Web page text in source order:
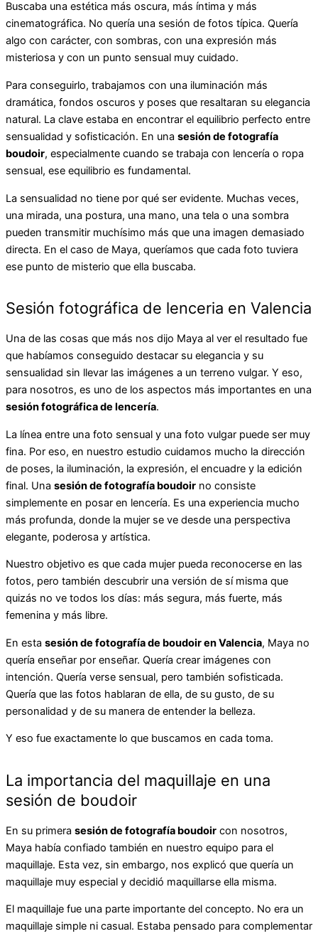
Buscaba una estética más oscura, más íntima y más
cinematográfica. No quería una sesión de fotos típica. Quería
algo con carácter, con sombras, con una expresión más
misteriosa y con un punto sensual muy cuidado.
Para conseguirlo, trabajamos con una iluminación más
dramática, fondos oscuros y poses que resaltaran su elegancia
natural. La clave estaba en encontrar el equilibrio perfecto entre
sensualidad y sofisticación. En una sesión de fotografía
boudoir, especialmente cuando se trabaja con lencería o ropa
sensual, ese equilibrio es fundamental.
La sensualidad no tiene por qué ser evidente. Muchas veces,
una mirada, una postura, una mano, una tela o una sombra
pueden transmitir muchísimo más que una imagen demasiado
directa. En el caso de Maya, queríamos que cada foto tuviera
ese punto de misterio que ella buscaba.
Sesión fotográfica de lenceria en Valencia
Una de las cosas que más nos dijo Maya al ver el resultado fue
que habíamos conseguido destacar su elegancia y su
sensualidad sin llevar las imágenes a un terreno vulgar. Y eso,
para nosotros, es uno de los aspectos más importantes en una
sesión fotográfica de lencería.
La línea entre una foto sensual y una foto vulgar puede ser muy
fina. Por eso, en nuestro estudio cuidamos mucho la dirección
de poses, la iluminación, la expresión, el encuadre y la edición
final. Una sesión de fotografía boudoir no consiste
simplemente en posar en lencería. Es una experiencia mucho
más profunda, donde la mujer se ve desde una perspectiva
elegante, poderosa y artística.
Nuestro objetivo es que cada mujer pueda reconocerse en las
fotos, pero también descubrir una versión de sí misma que
quizás no ve todos los días: más segura, más fuerte, más
femenina y más libre.
En esta sesión de fotografía de boudoir en Valencia, Maya no
quería enseñar por enseñar. Quería crear imágenes con
intención. Quería verse sensual, pero también sofisticada.
Quería que las fotos hablaran de ella, de su gusto, de su
personalidad y de su manera de entender la belleza.
Y eso fue exactamente lo que buscamos en cada toma.
La importancia del maquillaje en una
sesión de boudoir
En su primera sesión de fotografía boudoir con nosotros,
Maya había confiado también en nuestro equipo para el
maquillaje. Esta vez, sin embargo, nos explicó que quería un
maquillaje muy especial y decidió maquillarse ella misma.
El maquillaje fue una parte importante del concepto. No era un
maquillaje simple ni casual. Estaba pensado para complementar